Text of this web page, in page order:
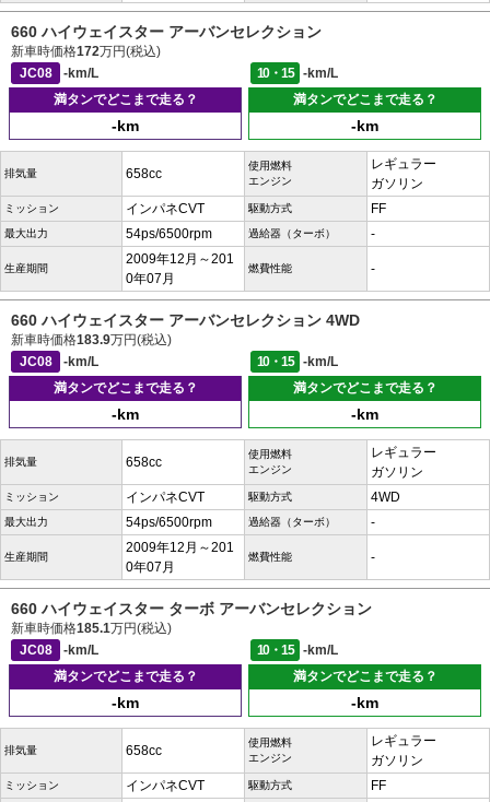
660 ハイウェイスター アーバンセレクション
新車時価格172万円(税込)
JC08
-km/L 10・15
-km/L
満タンでどこまで走る？
-km
満タンでどこまで走る？
-km
排気量 658cc
使用燃料
エンジン
レギュラー
ガソリン
ミッション インパネCVT 駆動方式 FF
最大出力 54ps/6500rpm 過給器（ターボ） -
生産期間
2009年12月～201
0年07月
燃費性能 -
660 ハイウェイスター アーバンセレクション 4WD
新車時価格183.9万円(税込)
JC08
-km/L 10・15
-km/L
満タンでどこまで走る？
-km
満タンでどこまで走る？
-km
排気量 658cc
使用燃料
エンジン
レギュラー
ガソリン
ミッション インパネCVT 駆動方式 4WD
最大出力 54ps/6500rpm 過給器（ターボ） -
生産期間
2009年12月～201
0年07月
燃費性能 -
660 ハイウェイスター ターボ アーバンセレクション
新車時価格185.1万円(税込)
JC08
-km/L 10・15
-km/L
満タンでどこまで走る？
-km
満タンでどこまで走る？
-km
排気量 658cc
使用燃料
エンジン
レギュラー
ガソリン
ミッション インパネCVT 駆動方式 FF